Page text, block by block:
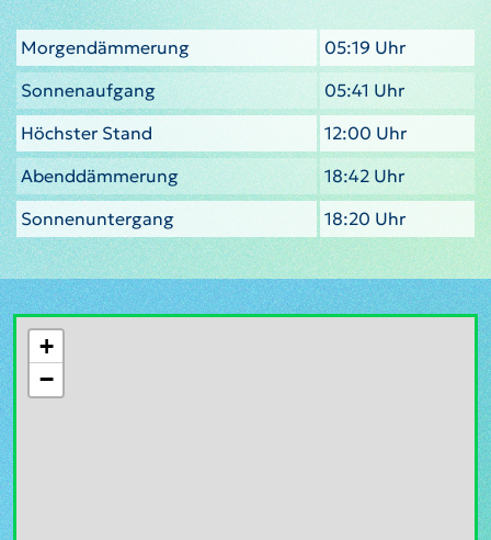
Morgendämmerung
05:19 Uhr
Sonnenaufgang
05:41 Uhr
Höchster Stand
12:00 Uhr
Abenddämmerung
18:42 Uhr
Sonnenuntergang
18:20 Uhr
+
−